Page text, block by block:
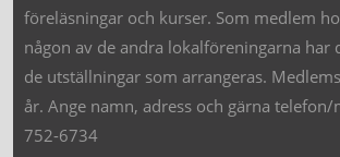
föreläsningar och kurser. Som medlem
någon av de andra lokalföreningarna har
de utställningar som arrangeras.
år. Ange namn, adress och gärna telefon/
752-6734